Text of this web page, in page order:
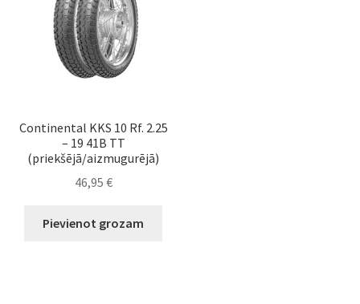
Continental KKS 10 Rf. 2.25
– 19 41B TT
(priekšējā/aizmugurējā)
46,95 €
Pievienot grozam